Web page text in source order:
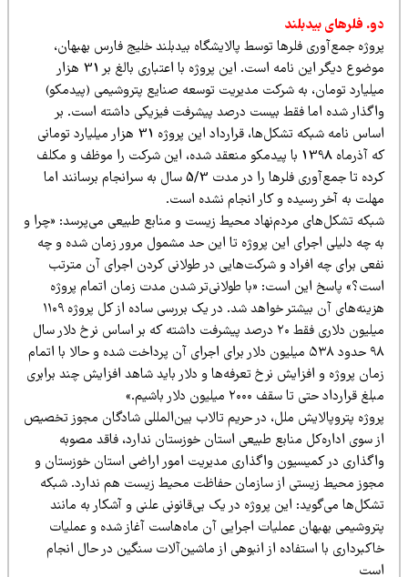
فلرهای بیدبلند
جمع‌آوری فلرها توسط پالایشگاه بیدبلند خلیج فارس بهبهان،
موضوع دیگر این نامه است. این پروژه با اعتباری بالغ بر 31 هزار
تومان، به شرکت مدیریت توسعه صنایع پتروشیمی (پیدمکو)
شده اما فقط بیست درصد پیشرفت فیزیکی داشته است. بر
اساس نامه شبکه تشکل‌ها، قرارداد این پروژه 31 هزار میلیارد تومانی
که آذرماه 1398 با پیدمکو منعقد شده، این شرکت را موظف و مکلف
کرده تا جمع‌آوری فلرها را در مدت 5/3 سال به سرانجام برسانند اما
به آخر رسیده و کار انجام نشده است.
تشکل‌های مردم‌نهاد محیط زیست و منابع طبیعی می‌پرسد: «چرا و
چه دلیلی اجرای این پروژه تا این حد مشمول مرور زمان شده و چه
برای چه افراد و شرکت‌هایی در طولانی کردن اجرای آن مترتب
پاسخ این است: «با طولانی‌تر شدن مدت زمان اتمام پروژه
هزینه‌های آن بیشتر خواهد شد. در یک بررسی ساده از کل پروژه ۱۱۰۹
میلیون دلاری فقط ۲۰ درصد پیشرفت داشته که بر اساس نرخ دلار سال
۹۸ حدود ۵۳۸ میلیون دلار برای اجرای آن پرداخت شده و حالا با اتمام
پروژه و افزایش نرخ تعرفه‌ها و دلار باید شاهد افزایش چند برابری
قرارداد حتی تا سقف ۲۰۰۰ میلیون دلار باشیم.»
پتروپالایش ملل، در حریم تالاب بین‌المللی شادگان مجوز تخصیص
سوی اداره‌کل منابع طبیعی استان خوزستان ندارد، فاقد مصوبه
در کمیسیون واگذاری مدیریت امور اراضی استان خوزستان و
محیط زیستی از سازمان حفاظت محیط زیست هم ندارد. شبکه
می‌گوید: این پروژه در یک بی‌قانونی علنی و آشکار به مانند
بهبهان عملیات اجرایی آن ماه‌هاست آغاز شده و عملیات
با استفاده از انبوهی از ماشین‌آلات سنگین در حال انجام